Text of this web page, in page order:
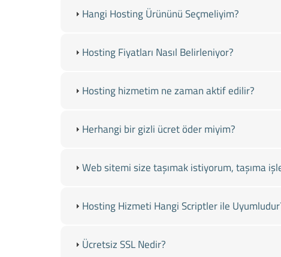
Hangi Hosting Ürününü Seçmeliyim?
Hosting Fiyatları Nasıl Belirleniyor?
Hosting hizmetim ne zaman aktif edilir?
Herhangi bir gizli ücret öder miyim?
Web sitemi size taşımak istiyorum, taşıma
Hosting Hizmeti Hangi Scriptler ile
Ücretsiz SSL Nedir?